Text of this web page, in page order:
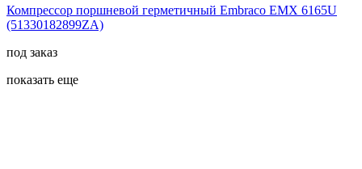
Компрессор поршневой герметичный Embraco EMX 6165U
(51330182899ZA)
под заказ
показать еще